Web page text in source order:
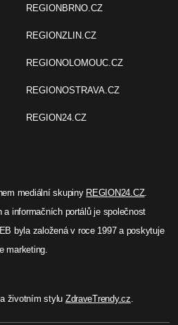
REGIONBRNO.CZ
REGIONZLIN.CZ
REGIONOLOMOUC.CZ
REGIONOSTRAVA.CZ
REGION24.CZ
mediální skupiny REGION24.CZ.
a informačních portálů je společnost
byla založená v roce 1997 a poskytuje
marketing.
životním stylu ZdraveTrendy.cz